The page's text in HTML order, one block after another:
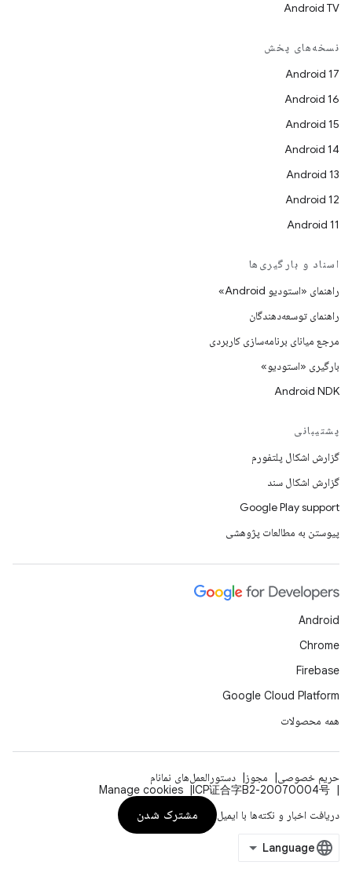
Android TV
نسخه‌های پخش
Android 17
Android 16
Android 15
Android 14
Android 13
Android 12
Android 11
اسناد و بارگیری‌ها
راهنمای «استودیو Android»
راهنمای توسعه‌دهندگان
مرجع میانای برنامه‌سازی کاربردی
بارگیری «استودیو»
Android NDK
پشتیبانی
گزارش اشکال پلتفورم
گزارش اشکال سند
Google Play support
پیوستن به مطالعات پژوهشی
Android
Chrome
Firebase
Google Cloud Platform
همه محصولات
حریم خصوصی مجوز
دستورالعمل‌های نمانام
ICP证合字B2-20070004号
Manage cookies
دریافت اخبار و نکته‌ها با ایمیل
مشترک شدن